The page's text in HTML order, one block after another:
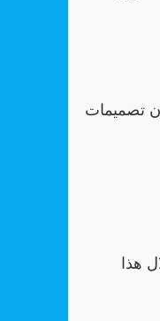
تصميمات
هذا